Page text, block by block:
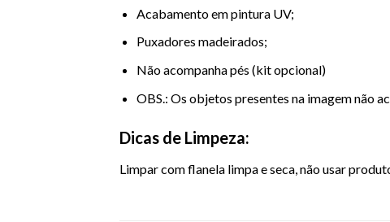
Acabamento em pintura UV;
Puxadores madeirados;
Não acompanha pés (kit opcional)
OBS.: Os objetos presentes na imagem não
Dicas de Limpeza:
Limpar com flanela limpa e seca, não usar